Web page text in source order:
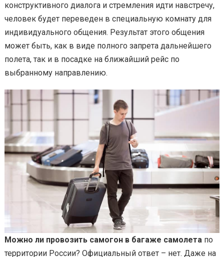
конструктивного диалога и стремления идти навстречу,
человек будет переведен в специальную комнату для
индивидуального общения. Результат этого общения
может быть, как в виде полного запрета дальнейшего
полета, так и в посадке на ближайший рейс по
выбранному направлению.
Можно ли провозить самогон в багаже самолета по
территории России? Официальный ответ – нет. Даже на